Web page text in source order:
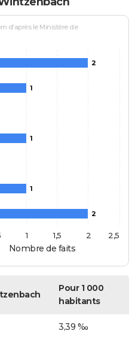
Nombre de faits
d'après le Ministère de
2
1
1
1
2
1 1,5 2 2,5
Pour 1 000
habitants
3,39 ‰